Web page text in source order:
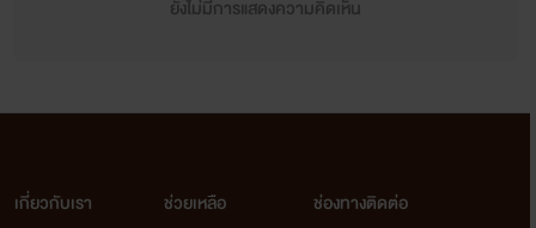
ยังไม่มีการแสดงความคิดเห็น
เกี่ยวกับเรา
ช่วยเหลือ
ช่องทางติดต่อ